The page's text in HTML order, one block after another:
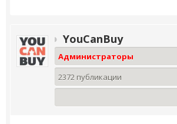
YouCanBuy
Администраторы
2372 публикации